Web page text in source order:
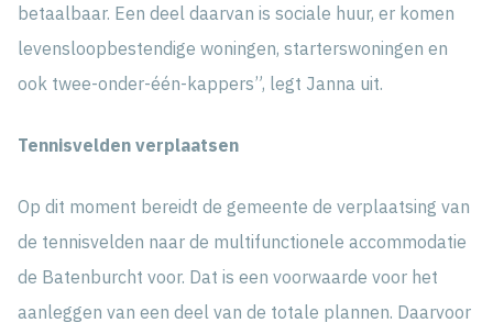
betaalbaar. Een deel daarvan is sociale huur, er komen
levensloopbestendige woningen, starterswoningen en
ook twee-onder-één-kappers”, legt Janna uit.
Tennisvelden verplaatsen
Op dit moment bereidt de gemeente de verplaatsing van
de tennisvelden naar de multifunctionele accommodatie
de Batenburcht voor. Dat is een voorwaarde voor het
aanleggen van een deel van de totale plannen. Daarvoor